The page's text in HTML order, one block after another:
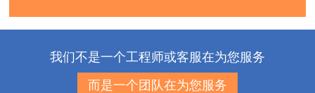
我们不是一个工程师或客服在为您服务
而是一个团队在为您服务